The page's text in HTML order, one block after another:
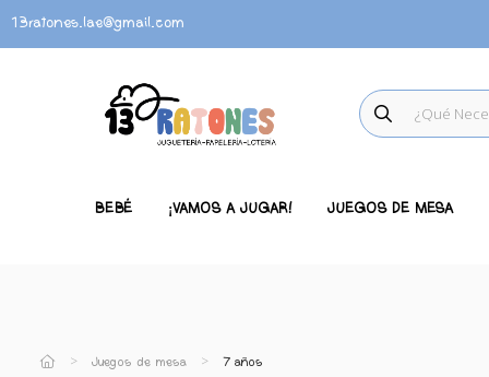
13ratones.lae@gmail.com
BEBÉ ¡VAMOS A JUGAR! JUEGOS DE MESA
Juegos de mesa 7 años